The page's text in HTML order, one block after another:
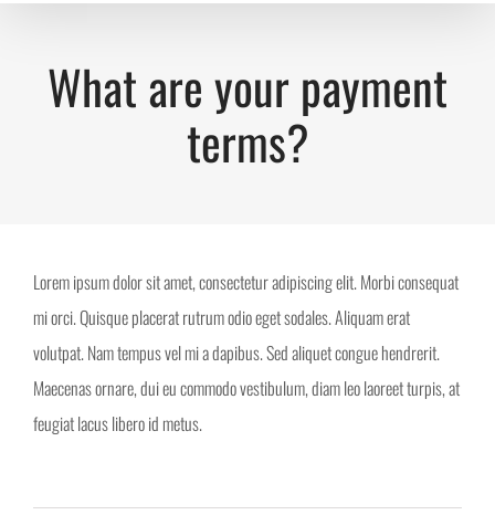
What are your payment
terms?
Lorem ipsum dolor sit amet, consectetur adipiscing elit. Morbi consequat
mi orci. Quisque placerat rutrum odio eget sodales. Aliquam erat
volutpat. Nam tempus vel mi a dapibus. Sed aliquet congue hendrerit.
Maecenas ornare, dui eu commodo vestibulum, diam leo laoreet turpis, at
feugiat lacus libero id metus.